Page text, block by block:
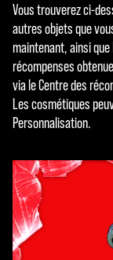
Vous trouverez ci-
autres objets que
maintenant, ainsi
récompenses
via le Centre des
Les cosmétiques
Personnalisation.